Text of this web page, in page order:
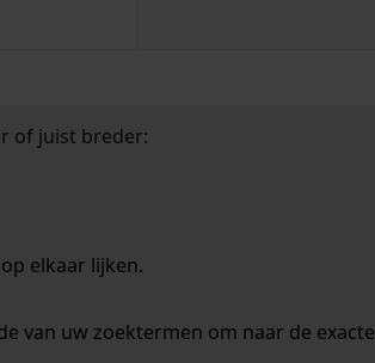
of juist breder:
elkaar lijken.
van uw zoektermen om naar de exacte